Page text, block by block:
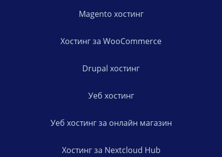
Magento хостинг
Хостинг за WooCommerce
Drupal хостинг
Уеб хостинг
Уеб хостинг за онлайн магазин
Хостинг за Nextcloud Hub